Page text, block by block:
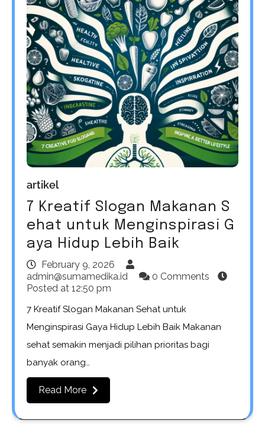
artikel
7 Kreatif Slogan Makanan S
ehat untuk Menginspirasi G
aya Hidup Lebih Baik
February 9, 2026
admin@sumamedika.id
0 Comments
Posted at 12:50 pm
7 Kreatif Slogan Makanan Sehat untuk
Menginspirasi Gaya Hidup Lebih Baik Makanan
sehat semakin menjadi pilihan prioritas bagi
banyak orang…
Read More